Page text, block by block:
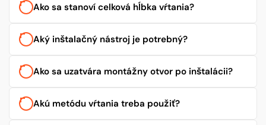
Ako sa stanoví celková hĺbka vŕtania?
Aký inštalačný nástroj je potrebný?
Ako sa uzatvára montážny otvor po inštalácii?
Akú metódu vŕtania treba použiť?